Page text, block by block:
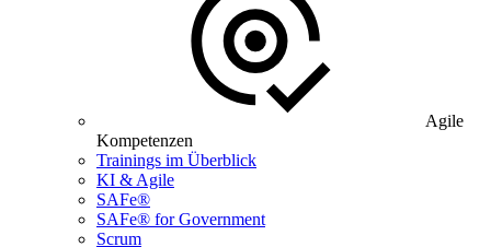
Agile
Kompetenzen
Trainings im Überblick
KI & Agile
SAFe®
SAFe® for Government
Scrum